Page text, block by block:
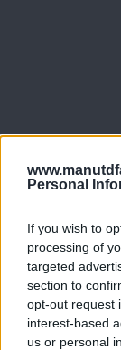
Personal
If you wish to
processing of
targeted
section to
opt-out request
interest-based
us or personal